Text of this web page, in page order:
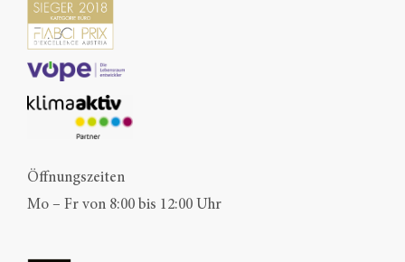
Öffnungszeiten
Mo – Fr von 8:00 bis 12:00 Uhr